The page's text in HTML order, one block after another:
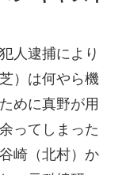
人逮捕により
）は何やら機
めに真野が用
ってしまった
崎（北村）か